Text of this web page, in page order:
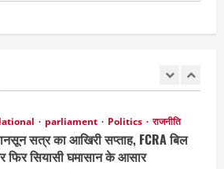
में सियासी हलचल तेज, पीएम मोदी से
parliament Politics राजनीति
सत्र का आखिरी सप्ताह, FCRA बिल
फिर सियासी घमासान के आसार